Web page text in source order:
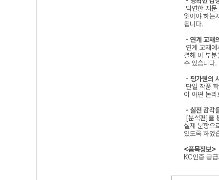
막연한 지
읽어야 하는
됩니다.
- 연계 교재
연계 교재
결해 이 부
수 있습니다.
- 평가원의
단일 작품
이 어떤 논
- 실전 감각
[분석편]을
실제 문항으
있도록 하였
<품목정보>
KC인증 공